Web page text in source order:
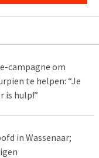
campagne om
te helpen: “Je
is hulp!”
in Wassenaar;